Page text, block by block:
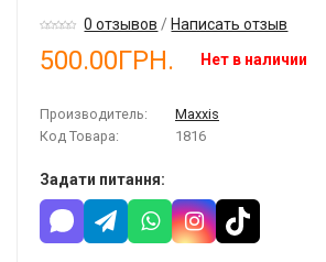
0 отзывов /Написать отзыв
500.00ГРН. Нет в наличии
Производитель:
Maxxis
Код Товара:
1816
Задати питання: